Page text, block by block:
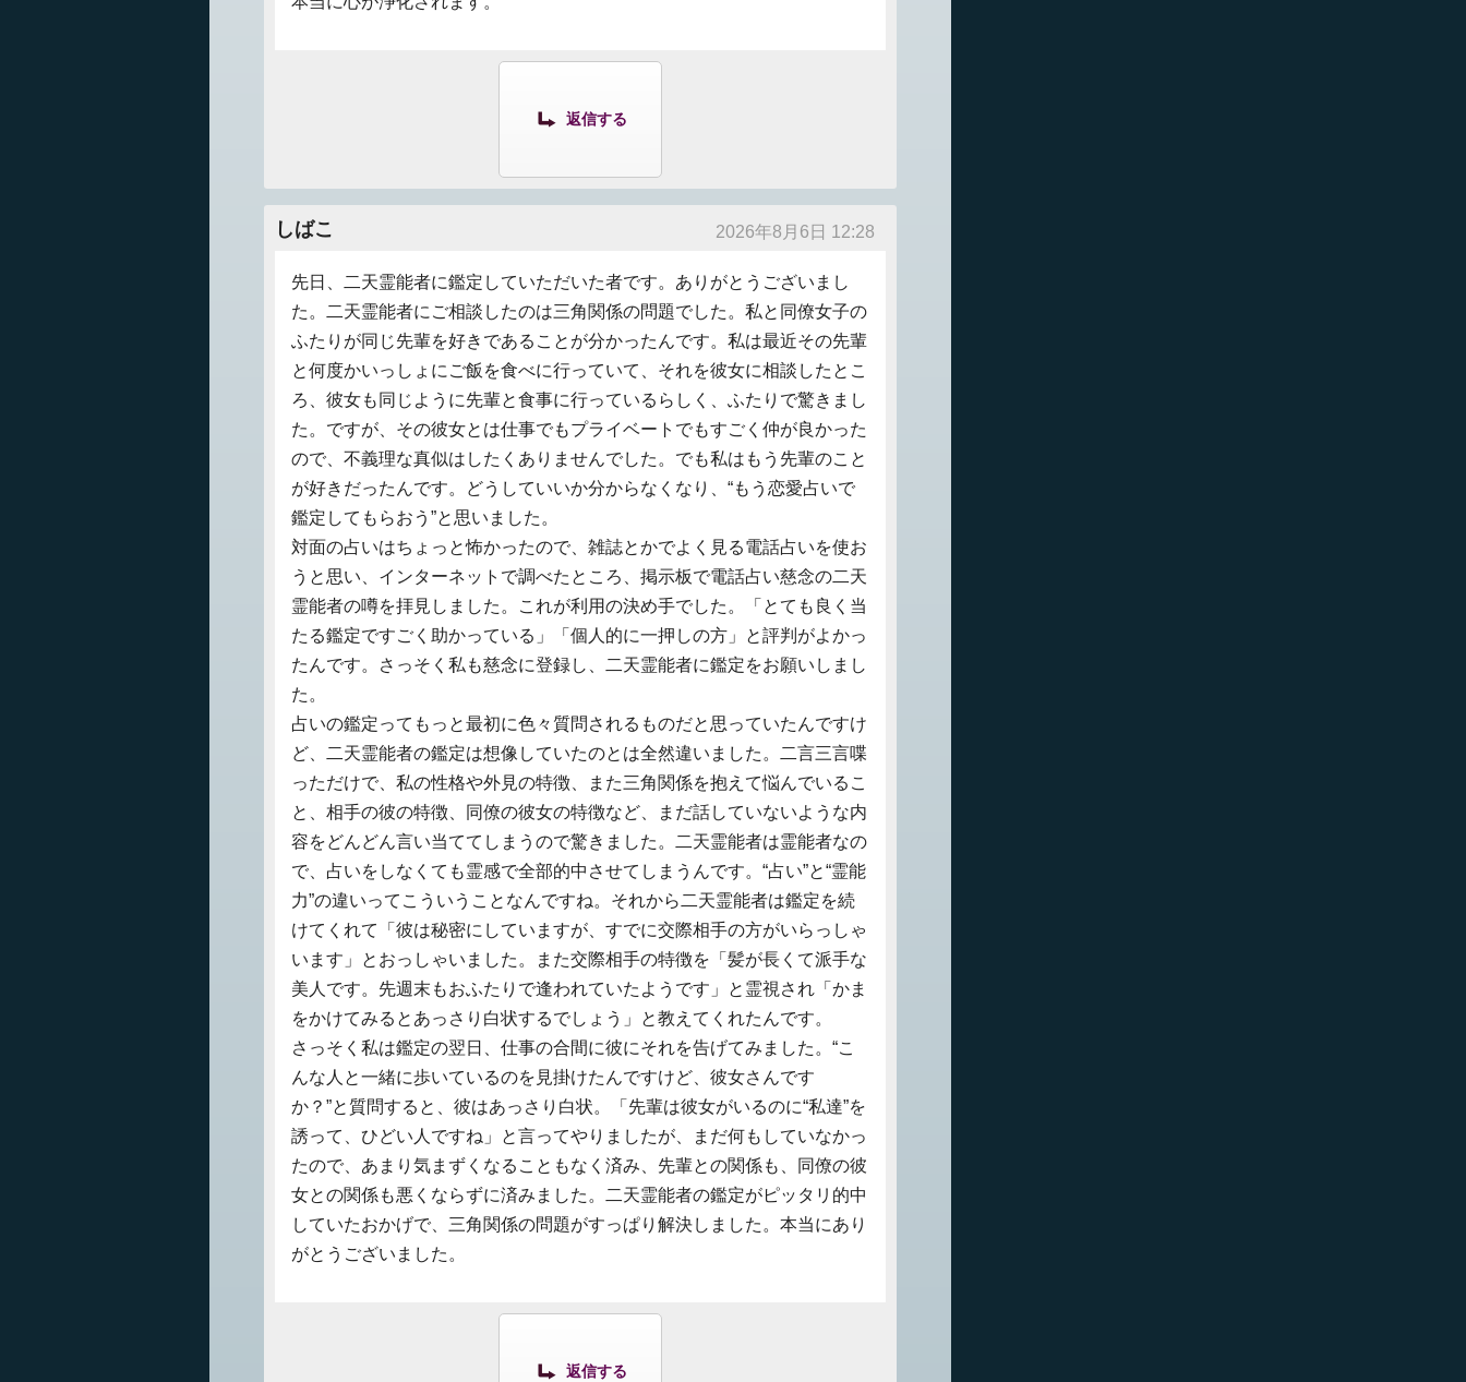
返信する
しばこ 2026年8月6日 12:28
先日、二天霊能者に鑑定していただいた者です。ありがとうございまし
た。二天霊能者にご相談したのは三角関係の問題でした。私と同僚女子の
ふたりが同じ先輩を好きであることが分かったんです。私は最近その先輩
と何度かいっしょにご飯を食べに行っていて、それを彼女に相談したとこ
ろ、彼女も同じように先輩と食事に行っているらしく、ふたりで驚きまし
た。ですが、その彼女とは仕事でもプライベートでもすごく仲が良かった
ので、不義理な真似はしたくありませんでした。でも私はもう先輩のこと
が好きだったんです。どうしていいか分からなくなり、“もう恋愛占いで
鑑定してもらおう”と思いました。
対面の占いはちょっと怖かったので、雑誌とかでよく見る電話占いを使お
うと思い、インターネットで調べたところ、掲示板で電話占い慈念の二天
霊能者の噂を拝見しました。これが利用の決め手でした。「とても良く当
たる鑑定ですごく助かっている」「個人的に一押しの方」と評判がよかっ
たんです。さっそく私も慈念に登録し、二天霊能者に鑑定をお願いしまし
た。
占いの鑑定ってもっと最初に色々質問されるものだと思っていたんですけ
ど、二天霊能者の鑑定は想像していたのとは全然違いました。二言三言喋
っただけで、私の性格や外見の特徴、また三角関係を抱えて悩んでいるこ
と、相手の彼の特徴、同僚の彼女の特徴など、まだ話していないような内
容をどんどん言い当ててしまうので驚きました。二天霊能者は霊能者なの
で、占いをしなくても霊感で全部的中させてしまうんです。“占い”と“霊能
力”の違いってこういうことなんですね。それから二天霊能者は鑑定を続
けてくれて「彼は秘密にしていますが、すでに交際相手の方がいらっしゃ
います」とおっしゃいました。また交際相手の特徴を「髪が長くて派手な
美人です。先週末もおふたりで逢われていたようです」と霊視され「かま
をかけてみるとあっさり白状するでしょう」と教えてくれたんです。
さっそく私は鑑定の翌日、仕事の合間に彼にそれを告げてみました。“こ
んな人と一緒に歩いているのを見掛けたんですけど、彼女さんです
か？”と質問すると、彼はあっさり白状。「先輩は彼女がいるのに“私達”を
誘って、ひどい人ですね」と言ってやりましたが、まだ何もしていなかっ
たので、あまり気まずくなることもなく済み、先輩との関係も、同僚の彼
女との関係も悪くならずに済みました。二天霊能者の鑑定がピッタリ的中
していたおかげで、三角関係の問題がすっぱり解決しました。本当にあり
がとうございました。
返信する